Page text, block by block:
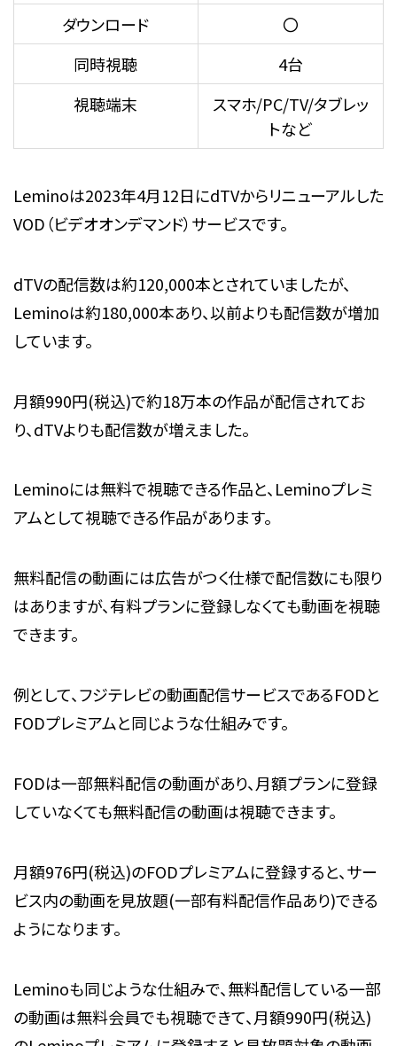
ダウンロード
〇
同時視聴
4台
視聴端末
スマホ/PC/TV/タブレッ
トなど
Leminoは2023年4月12日にdTVからリニューアルした
VOD（ビデオオンデマンド）サービスです。
dTVの配信数は約120,000本とされていましたが、
Leminoは約180,000本あり、以前よりも配信数が増加
しています。
月額990円(税込)で約18万本の作品が配信されてお
り、dTVよりも配信数が増えました。
Leminoには無料で視聴できる作品と、Leminoプレミ
アムとして視聴できる作品があります。
無料配信の動画には広告がつく仕様で配信数にも限り
はありますが、有料プランに登録しなくても動画を視聴
できます。
例として、フジテレビの動画配信サービスであるFODと
FODプレミアムと同じような仕組みです。
FODは一部無料配信の動画があり、月額プランに登録
していなくても無料配信の動画は視聴できます。
月額976円(税込)のFODプレミアムに登録すると、サー
ビス内の動画を見放題(一部有料配信作品あり)できる
ようになります。
Leminoも同じような仕組みで、無料配信している一部
の動画は無料会員でも視聴できて、月額990円(税込)